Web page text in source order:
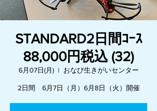
STANDARD2日間ｺｰｽ
88,000円税込 (32)
6月07日(月)
  |
おなび生きがいセンター
2日間 6月7日（月）6月8日（火）開催